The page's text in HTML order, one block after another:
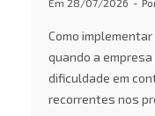
Em 28/07/2026
Como
quando a
dificuldade em
recorrentes nos